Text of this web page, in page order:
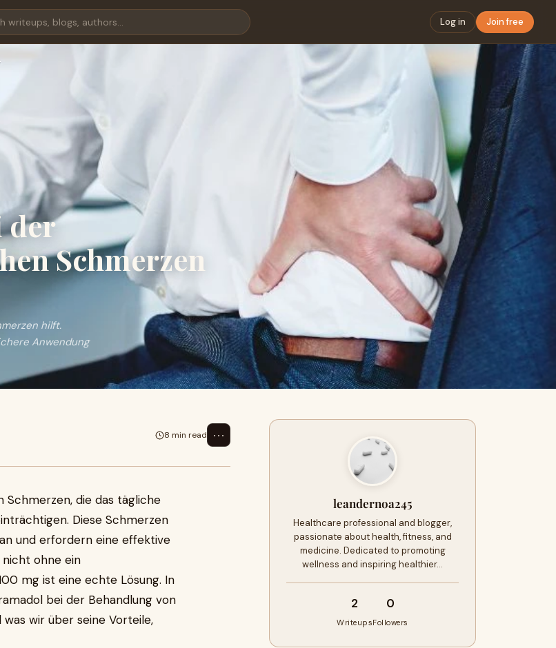
Log in Join free
der
Schmerzen
hilft.
Anwendung
8 min read ⋯
Schmerzen, die das tägliche
Diese Schmerzen
und erfordern eine effektive
ohne ein
mg ist eine echte Lösung. In
bei der Behandlung von
wir über seine Vorteile,
leandernoa245
Healthcare professional and blogger,
passionate about health, fitness, and
medicine. Dedicated to promoting
wellness and inspiring healthier…
2
Writeups
0
Followers